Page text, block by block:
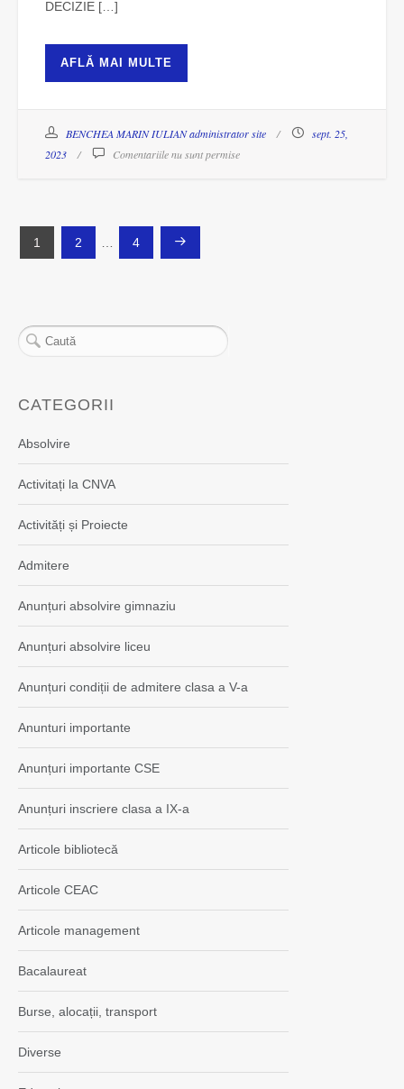
DECIZIE […]
AFLĂ MAI MULTE
BENCHEA MARIN IULIAN administrator site
sept. 25,
2023
Comentariile nu sunt permise
Paginație
1 2 4
CATEGORII
Absolvire
Activitați la CNVA
Activități și Proiecte
Admitere
Anunțuri absolvire gimnaziu
Anunțuri absolvire liceu
Anunțuri condiții de admitere clasa a V-a
Anunturi importante
Anunțuri importante CSE
Anunțuri inscriere clasa a IX-a
Articole bibliotecă
Articole CEAC
Articole management
Bacalaureat
Burse, alocații, transport
Diverse